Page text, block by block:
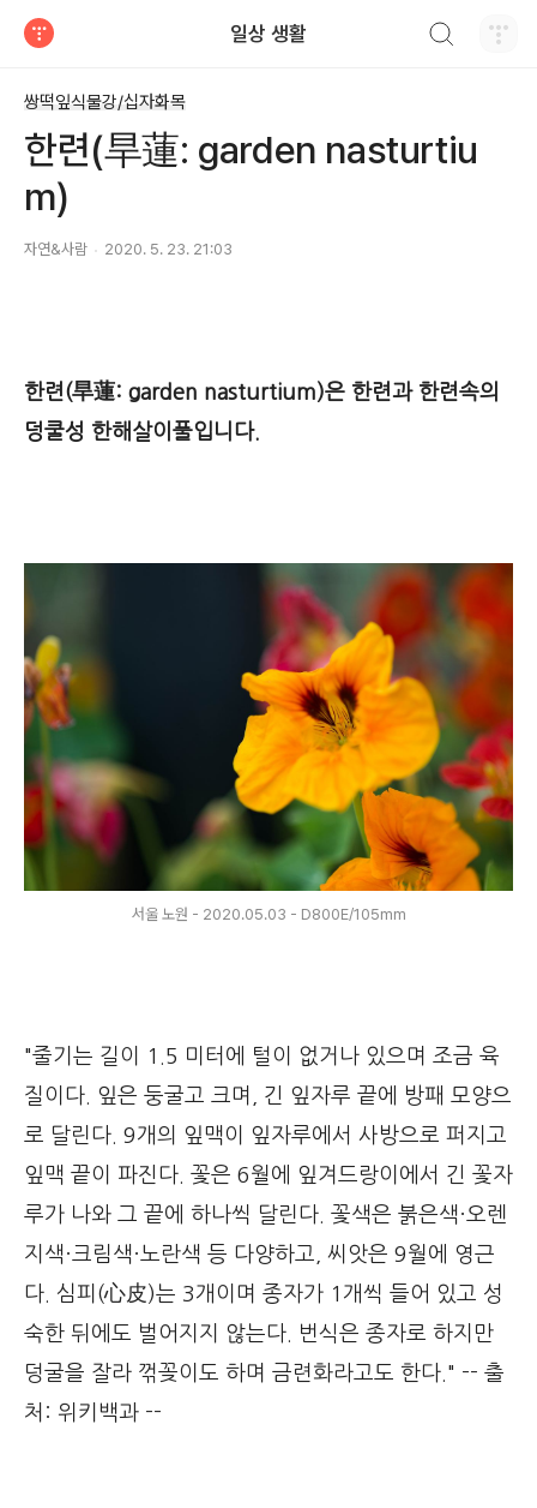
일상 생활
쌍떡잎식물강/십자화목
한련(旱蓮: garden nasturtiu
m)
자연&사람 2020. 5. 23. 21:03
한련(旱蓮: garden nasturtium)은 한련과 한련속의
덩쿨성 한해살이풀입니다.
서울 노원 - 2020.05.03 - D800E/105mm
"줄기는 길이 1.5 미터에 털이 없거나 있으며 조금 육
질이다. 잎은 둥굴고 크며, 긴 잎자루 끝에 방패 모양으
로 달린다. 9개의 잎맥이 잎자루에서 사방으로 퍼지고
잎맥 끝이 파진다. 꽃은 6월에 잎겨드랑이에서 긴 꽃자
루가 나와 그 끝에 하나씩 달린다. 꽃색은 붉은색·오렌
지색·크림색·노란색 등 다양하고, 씨앗은 9월에 영근
다. 심피(心皮)는 3개이며 종자가 1개씩 들어 있고 성
숙한 뒤에도 벌어지지 않는다. 번식은 종자로 하지만
덩굴을 잘라 꺾꽂이도 하며 금련화라고도 한다." -- 출
처: 위키백과 --